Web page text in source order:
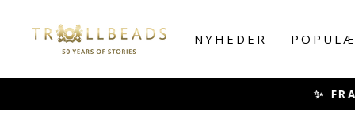
NYHEDER
✨